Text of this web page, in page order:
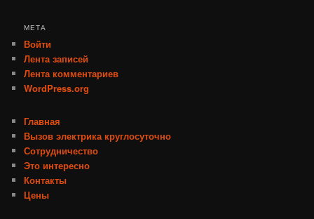
МЕТА
Войти
Лента записей
Лента комментариев
WordPress.org
Главная
Вызов электрика круглосуточно
Сотрудничество
Это интересно
Контакты
Цены